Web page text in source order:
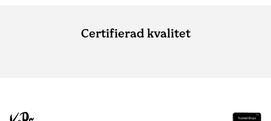
Certifierad kvalitet